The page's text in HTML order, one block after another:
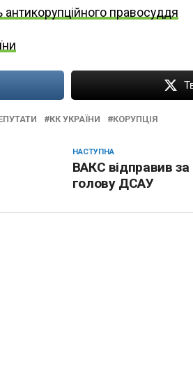
антикорупційного правосуддя
КК УКРАЇНИ КОРУПЦІЯ
НАСТУПНА
ВАКС відправив за
голову ДСАУ